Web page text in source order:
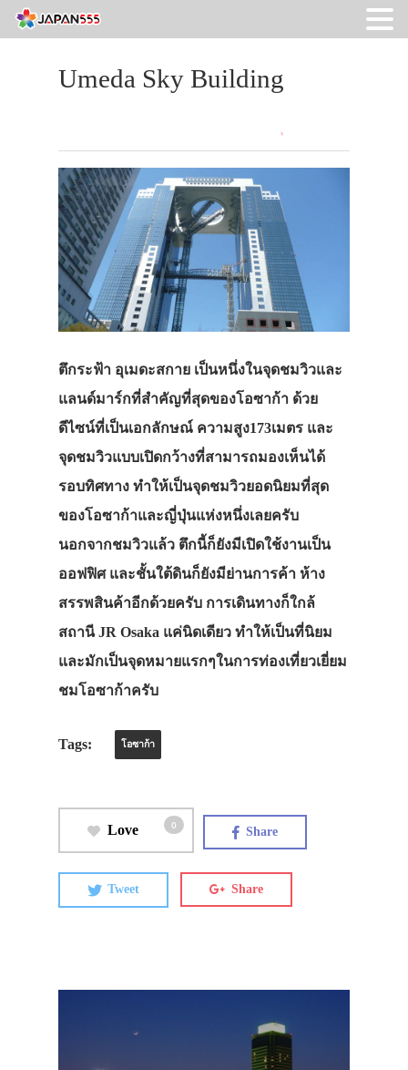
Umeda Sky Building
ตึกระฟ้า อุเมดะสกาย เป็นหนึ่งในจุดชมวิวและ
แลนด์มาร์กที่สำคัญที่สุดของโอซาก้า ด้วย
ดีไซน์ที่เป็นเอกลักษณ์ ความสูง173เมตร และ
จุดชมวิวแบบเปิดกว้างที่สามารถมองเห็นได้
รอบทิศทาง ทำให้เป็นจุดชมวิวยอดนิยมที่สุด
ของโอซาก้าและญี่ปุ่นแห่งหนึ่งเลยครับ
นอกจากชมวิวแล้ว ตึกนี้ก็ยังมีเปิดใช้งานเป็น
ออฟฟิศ และชั้นใต้ดินก็ยังมีย่านการค้า ห้าง
สรรพสินค้าอีกด้วยครับ การเดินทางก็ใกล้
สถานี JR Osaka แค่นิดเดียว ทำให้เป็นที่นิยม
และมักเป็นจุดหมายแรกๆในการท่องเที่ยวเยี่ยม
ชมโอซาก้าครับ
Tags: โอซาก้า
Love 0 Share
Tweet Share